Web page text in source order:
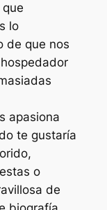
lo
de que nos
apasiona
te gustaría
o
de